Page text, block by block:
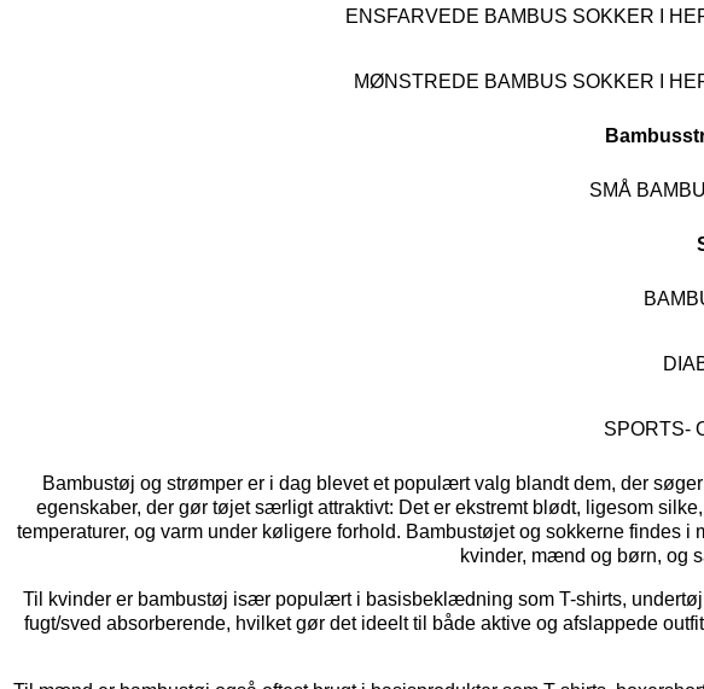
ENSFARVEDE BAMBUS SOKKER I
MØNSTREDE BAMBUS SOKKER I
SMÅ
SPORTS-
Bambustøj og strømper er i dag blevet et populært valg blandt dem, der
egenskaber, der gør tøjet særligt attraktivt: Det er ekstremt blødt, ligesom
temperaturer, og varm under køligere forhold. Bambustøjet og sokkerne findes
kvinder, mænd og børn, og
Til kvinder er bambustøj især populært i basisbeklædning som T-shirts,
fugt/sved absorberende, hvilket gør det ideelt til både aktive og afslappede